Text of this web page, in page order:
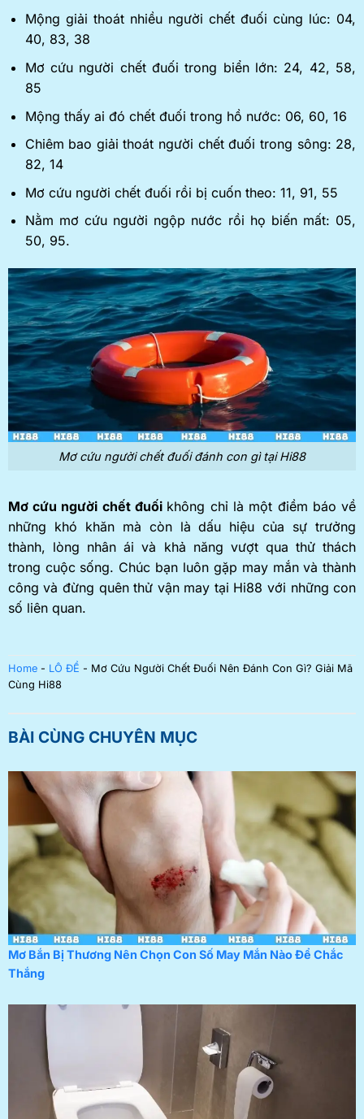
Mộng giải thoát nhiều người chết đuối cùng lúc: 04,
40, 83, 38
Mơ cứu người chết đuối trong biển lớn: 24, 42, 58,
85
Mộng thấy ai đó chết đuối trong hồ nước: 06, 60, 16
Chiêm bao giải thoát người chết đuối trong sông: 28,
82, 14
Mơ cứu người chết đuối rồi bị cuốn theo: 11, 91, 55
Nằm mơ cứu người ngộp nước rồi họ biến mất: 05,
50, 95.
Mơ cứu người chết đuối đánh con gì tại Hi88
Mơ cứu người chết đuối không chỉ là một điềm báo về
những khó khăn mà còn là dấu hiệu của sự trưởng
thành, lòng nhân ái và khả năng vượt qua thử thách
trong cuộc sống. Chúc bạn luôn gặp may mắn và thành
công và đừng quên thử vận may tại Hi88 với những con
số liên quan.
Home- LÔ ĐỀ - Mơ Cứu Người Chết Đuối Nên Đánh Con Gì? Giải Mã
Cùng Hi88
BÀI CÙNG CHUYÊN MỤC
Mơ Bắn Bị Thương Nên Chọn Con Số May Mắn Nào Để Chắc
Thắng